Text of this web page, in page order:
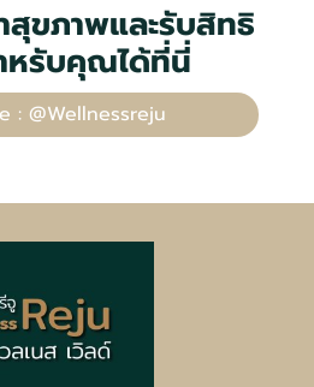
ขภาพและรับสิทธิ
หรับคุณได้ที่นี่
: @Wellnessreju